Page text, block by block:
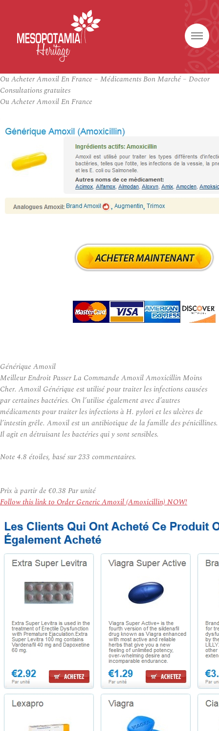
Ou Acheter Amoxil En France – Médicaments Bon Marché – Doctor
Consultations gratuites
Ou Acheter Amoxil En France
Générique Amoxil
Meilleur Endroit Passer La Commande Amoxil Amoxicillin Moins
Cher. Amoxil Générique est utilisé pour traiter les infections causées
par certaines bactéries. On l’utilise également avec d’autres
médicaments pour traiter les infections à H. pylori et les ulcères de
l’intestin grêle. Amoxil est un antibiotique de la famille des pénicillines.
Il agit en détruisant les bactéries qui y sont sensibles.
Note 4.8 étoiles, basé sur233 commentaires.
Prix à partir de €0.38 Par unité
Follow this link to Order Generic Amoxil (Amoxicillin) NOW!